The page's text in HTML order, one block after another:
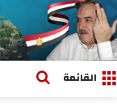
القائمة